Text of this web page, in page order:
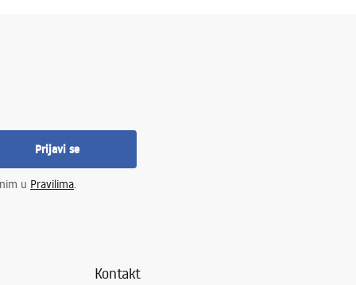
Prijavi se
u Pravilima.
Kontakt